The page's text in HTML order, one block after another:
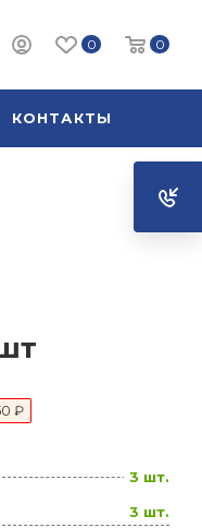
0 0
КОНТАКТЫ
₽
3 шт.
3 шт.